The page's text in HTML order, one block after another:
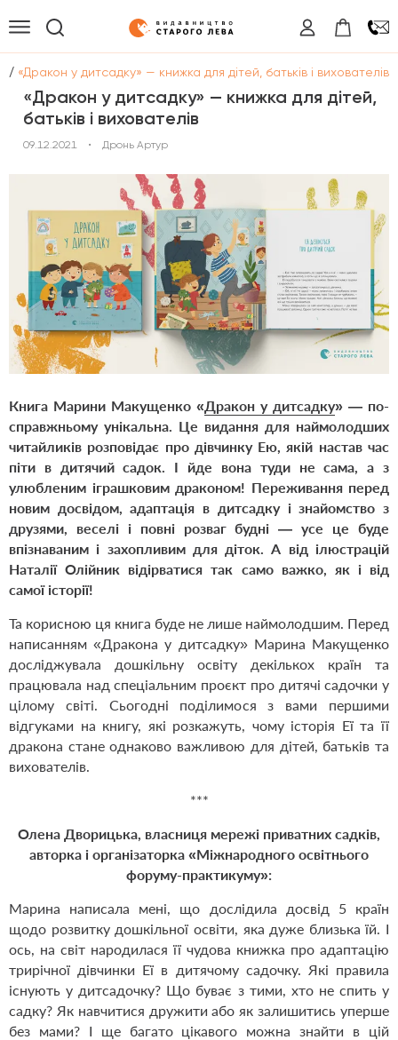
/ «Дракон у дитсадку» — книжка для дітей, батьків і вихователів
«Дракон у дитсадку» — книжка для дітей,
батьків і вихователів
09.12.2021 • Дронь Артур
Книга Марини Макущенко «Дракон у дитсадку» — по-
справжньому унікальна. Це видання для наймолодших
читайликів розповідає про дівчинку Ею, якій настав час
піти в дитячий садок. І йде вона туди не сама, а з
улюбленим іграшковим драконом! Переживання перед
новим досвідом, адаптація в дитсадку і знайомство з
друзями, веселі і повні розваг будні — усе це буде
впізнаваним і захопливим для діток. А від ілюстрацій
Наталії Олійник відірватися так само важко, як і від
самої історії!
Та корисною ця книга буде не лише наймолодшим. Перед
написанням«Дракона у дитсадку»Марина Макущенко
досліджувала дошкільну освіту декількох країн та
працювала над спеціальним проєкт про дитячі садочки у
цілому світі. Сьогодні поділимося з вами першими
відгуками на книгу, які розкажуть, чому історія Еї та її
дракона стане однаково важливою для дітей, батьків та
вихователів.
***
Олена Дворицька, власниця мережі приватних садків,
авторка і організаторка «Міжнародного освітнього
форуму-практикуму»:
Марина написала мені, що дослідила досвід 5 країн
щодо розвитку дошкільної освіти, яка дуже близька їй. І
ось, на світ народилася її чудова книжка про адаптацію
трирічної дівчинки Еї в дитячому садочку. Які правила
існують у дитсадочку? Що буває з тими, хто не спить у
садку? Як навчитися дружити або як залишитись уперше
без мами? І ще багато цікавого можна знайти в цій